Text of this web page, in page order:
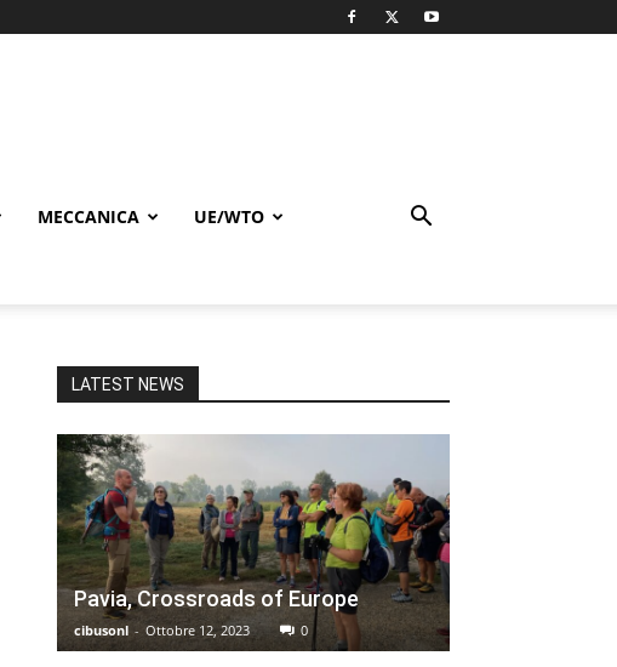
MECCANICA UE/WTO
LATEST NEWS
Pavia, Crossroads of Europe
cibusonl - Ottobre 12, 2023 0